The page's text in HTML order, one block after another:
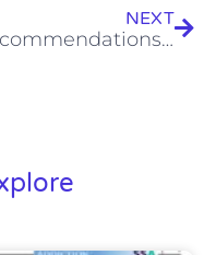
NEXT
Recommendations to derive quality standards for chemical pollutants in reclaimed water intended for reuse in agricultural irrigation